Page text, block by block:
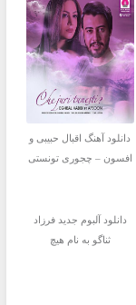
دانلود آهنگ اقبال حبیبی و
افسون – چجوری تونستی
دانلود آلبوم جدید فرزاد
ثناگو به نام هیچ